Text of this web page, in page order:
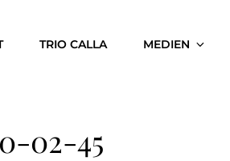
TRIO CALLA MEDIEN
02-45